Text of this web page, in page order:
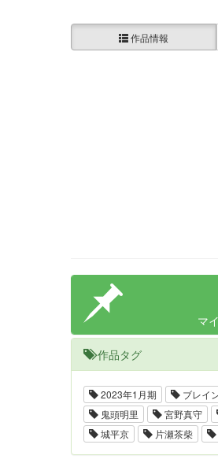
作品情報
マ
作品タグ
2023年1月期
ブレイ
鬼頭明里
宮野真守
城平京
片瀬茶柴